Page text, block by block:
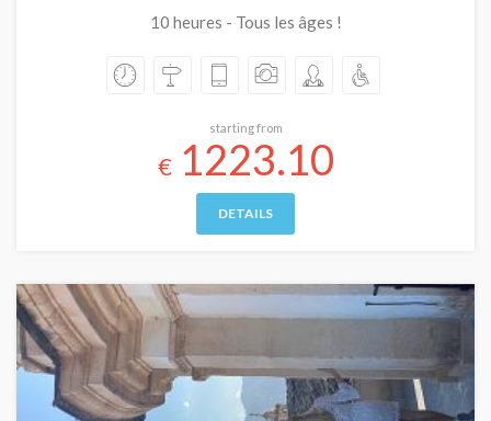
10 heures - Tous les âges !
starting from
€1223.10
DETAILS